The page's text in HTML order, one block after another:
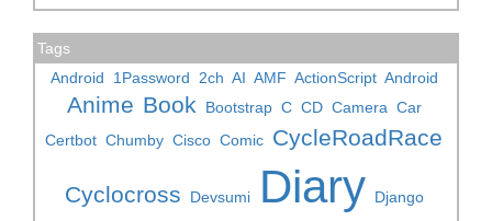
Tags
Android
1Password 2ch AI AMF ActionScript Android
Anime Book Bootstrap C CD Camera Car
Certbot Chumby Cisco Comic CycleRoadRace
Cyclocross Devsumi Diary Django